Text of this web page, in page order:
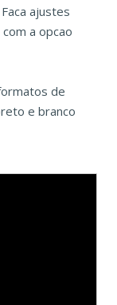
ajustes
a opcao
de
e branco